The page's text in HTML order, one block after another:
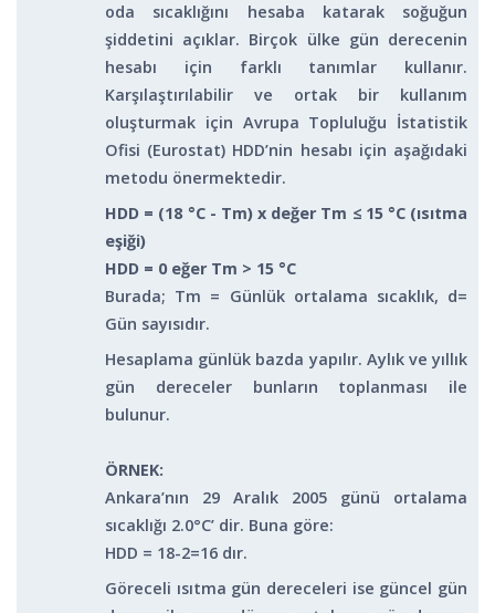
oda sıcaklığını hesaba katarak soğuğun
şiddetini açıklar. Birçok ülke gün derecenin
hesabı için farklı tanımlar kullanır.
Karşılaştırılabilir ve ortak bir kullanım
oluşturmak için Avrupa Topluluğu İstatistik
Ofisi (Eurostat) HDD’nin hesabı için aşağıdaki
metodu önermektedir.
HDD = (18 °C - Tm) x değer Tm ≤ 15 °C (ısıtma
eşiği)
HDD = 0 eğer Tm > 15 °C
Burada; Tm = Günlük ortalama sıcaklık, d=
Gün sayısıdır.
Hesaplama günlük bazda yapılır. Aylık ve yıllık
gün dereceler bunların toplanması ile
bulunur.
ÖRNEK:
Ankara’nın 29 Aralık 2005 günü ortalama
sıcaklığı 2.0°C’ dir. Buna göre:
HDD = 18-2=16 dır.
Göreceli ısıtma gün dereceleri ise güncel gün